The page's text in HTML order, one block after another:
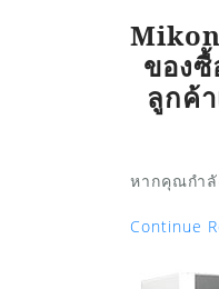
ของ
ลูกค้
หากคุณกำ
Continue